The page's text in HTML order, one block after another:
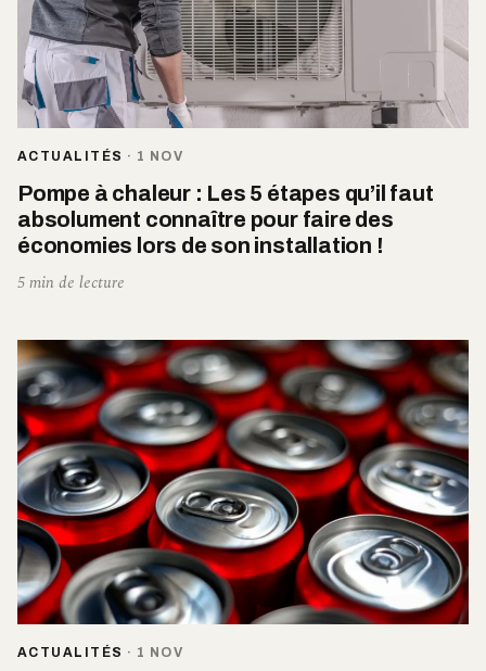
ACTUALITÉS · 1 NOV
Pompe à chaleur : Les 5 étapes qu’il faut
absolument connaître pour faire des
économies lors de son installation !
5 min de lecture
ACTUALITÉS · 1 NOV